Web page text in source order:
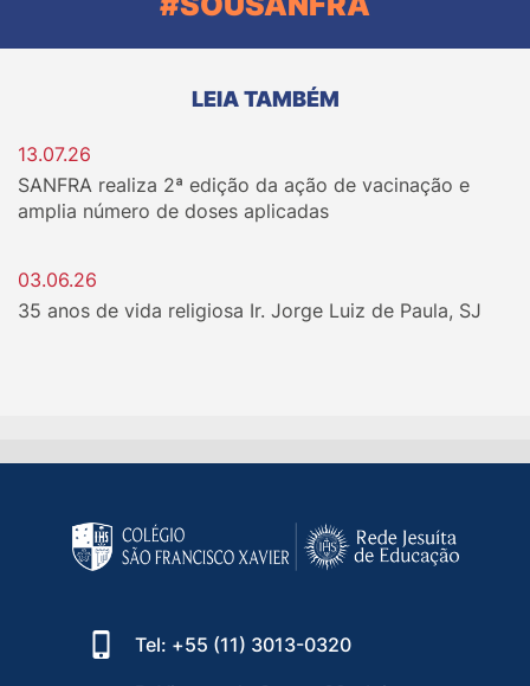
LEIA TAMBÉM
13.07.26
SANFRA realiza 2ª edição da ação de vacinação e
amplia número de doses aplicadas
03.06.26
35 anos de vida religiosa Ir. Jorge Luiz de Paula, SJ
Tel: +55 (11) 3013-0320